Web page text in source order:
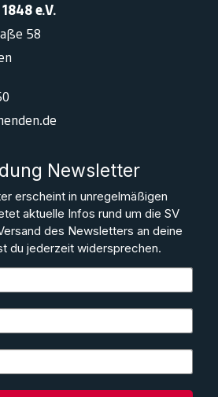
e.V.
58
Newsletter
erscheint in unregelmäßigen
aktuelle Infos rund um die SV
des Newsletters an deine
du jederzeit widersprechen.